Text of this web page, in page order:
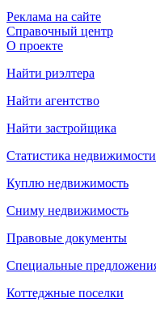
Реклама на сайте
Справочный центр
О проекте
Найти риэлтера
Найти агентство
Найти застройщика
Статистика недвижимости
Куплю недвижимость
Сниму недвижимость
Правовые документы
Специальные
Коттеджные поселки